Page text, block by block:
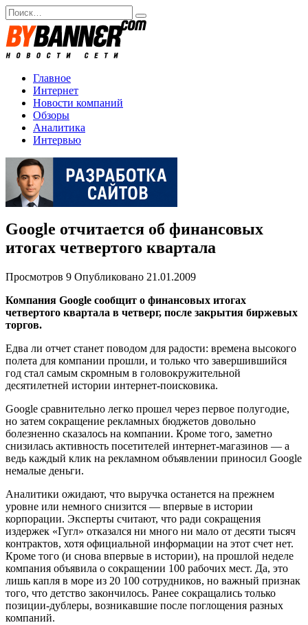
Перейти
к
содержанию
Search
for:
Главное
Интернет
Новости компаний
Обзоры
Аналитика
Интервью
Google отчитается об финансовых
итогах четвертого квартала
Просмотров 9 Опубликовано 21.01.2009
Компания Google сообщит о финансовых итогах
четвертого квартала в четверг, после закрытия биржевых
торгов.
Едва ли отчет станет поводом для радости: времена высокого
полета для компании прошли, и только что завершившийся
год стал самым скромным в головокружительной
десятилетней истории интернет-поисковика.
Google сравнительно легко прошел через первое полугодие,
но затем сокращение рекламных бюджетов довольно
болезненно сказалось на компании. Кроме того, заметно
снизилась активность посетителей интернет-магазинов — а
ведь каждый клик на рекламном объявлении приносил Google
немалые деньги.
Аналитики ожидают, что выручка останется на прежнем
уровне или немного снизится — впервые в истории
корпорации. Эксперты считают, что ради сокращения
издержек «Гугл» отказался ни много ни мало от десяти тысяч
контрактов, хотя официальной информации на этот счет нет.
Кроме того (и снова впервые в истории), на прошлой неделе
компания объявила о сокращении 100 рабочих мест. Да, это
лишь капля в море из 20 100 сотрудников, но важный признак
того, что детство закончилось. Ранее сокращались только
позиции-дублеры, возникавшие после поглощения разных
компаний.